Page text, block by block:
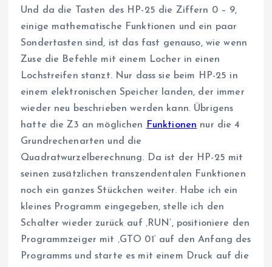
Und da die Tasten des HP-25 die Ziffern 0 – 9,
einige mathematische Funktionen und ein paar
Sondertasten sind, ist das fast genauso, wie wenn
Zuse die Befehle mit einem Locher in einen
Lochstreifen stanzt. Nur dass sie beim HP-25 in
einem elektronischen Speicher landen, der immer
wieder neu beschrieben werden kann. Übrigens
hatte die Z3 an möglichen
Funktionen nur die 4
Grundrechenarten und die
Quadratwurzelberechnung. Da ist der HP-25 mit
seinen zusätzlichen transzendentalen Funktionen
noch ein ganzes Stückchen weiter. Habe ich ein
kleines Programm eingegeben, stelle ich den
Schalter wieder zurück auf ‚RUN‘, positioniere den
Programmzeiger mit ‚GTO 01‘ auf den Anfang des
Programms und starte es mit einem Druck auf die